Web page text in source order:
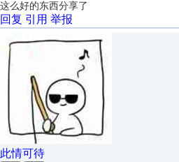
这么好的东西分享了
回复 引用 举报
此情可待